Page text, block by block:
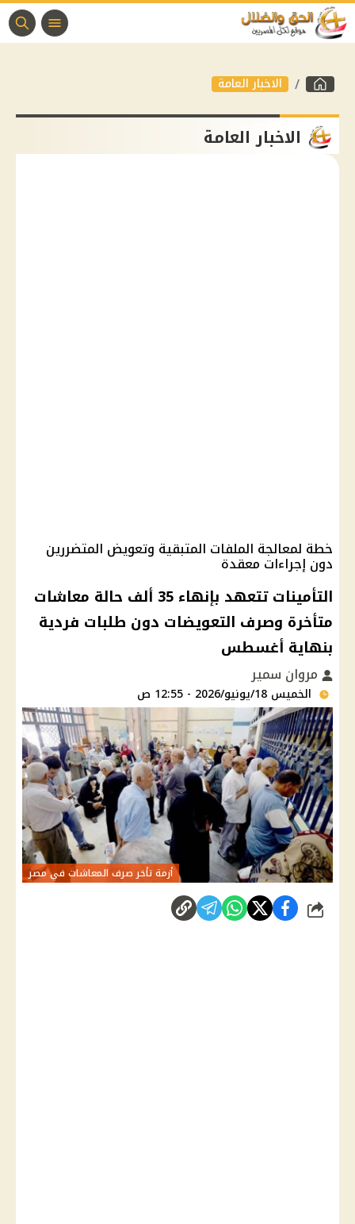
الاخبار العامة
الاخبار العامة
خطة لمعالجة الملفات المتبقية وتعويض المتضررين
دون إجراءات معقدة
التأمينات تتعهد بإنهاء 35 ألف حالة معاشات
متأخرة وصرف التعويضات دون طلبات فردية
بنهاية أغسطس
مروان سمير
الخميس 18/يونيو/2026 - 12:55 ص
أزمة تأخر صرف المعاشات في مصر
شارك